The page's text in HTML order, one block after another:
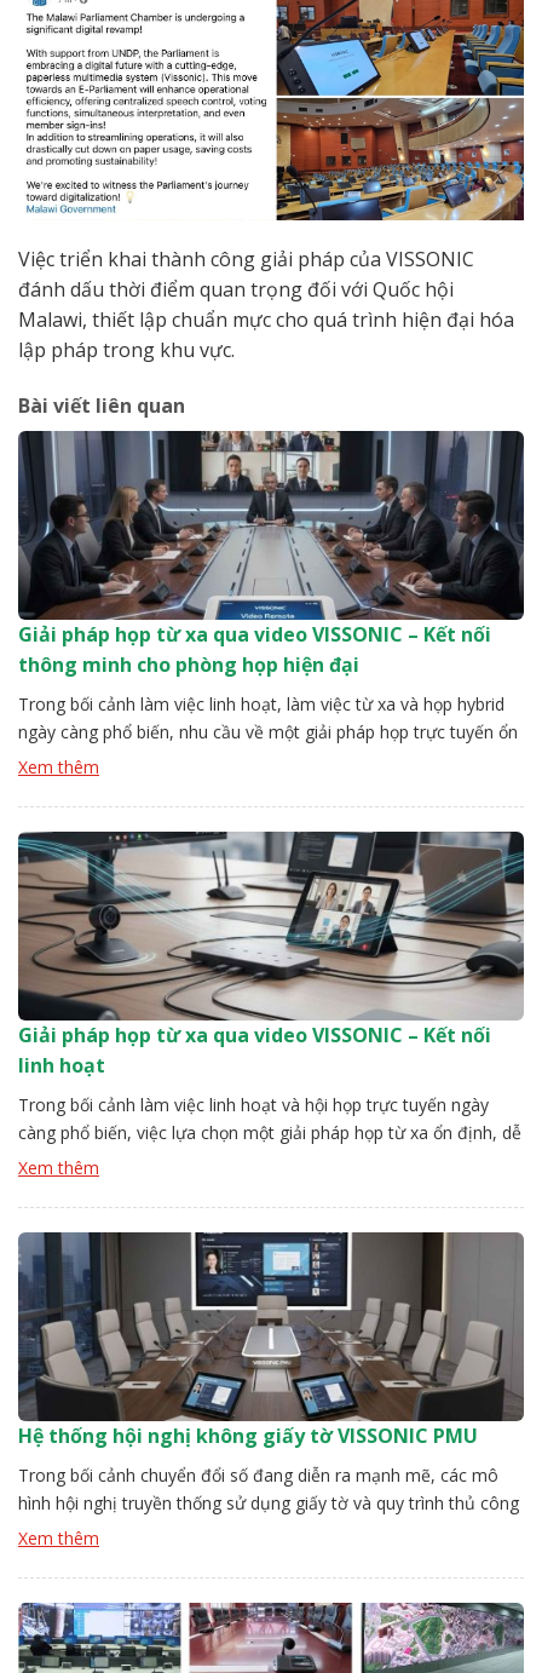
Việc triển khai thành công giải pháp của VISSONIC
đánh dấu thời điểm quan trọng đối với Quốc hội
Malawi, thiết lập chuẩn mực cho quá trình hiện đại hóa
lập pháp trong khu vực.
Bài viết liên quan
Giải pháp họp từ xa qua video VISSONIC – Kết nối
thông minh cho phòng họp hiện đại
Trong bối cảnh làm việc linh hoạt, làm việc từ xa và họp hybrid
ngày càng phổ biến, nhu cầu về một giải pháp họp trực tuyến ổn
định, chất lượng cao và dễ quản lý trở nên cấp thiết hơn bao giờ
Xem thêm
Giải pháp họp từ xa qua video VISSONIC – Kết nối
linh hoạt
Trong bối cảnh làm việc linh hoạt và hội họp trực tuyến ngày
càng phổ biến, việc lựa chọn một giải pháp họp từ xa ổn định, dễ
triển khai và đảm bảo chất lượng âm thanh – hình ảnh là yếu tố
Xem thêm
Hệ thống hội nghị không giấy tờ VISSONIC PMU
Trong bối cảnh chuyển đổi số đang diễn ra mạnh mẽ, các mô
hình hội nghị truyền thống sử dụng giấy tờ và quy trình thủ công
dần bộc lộ nhiều hạn chế về hiệu suất, tính linh hoạt và khả năng
Xem thêm